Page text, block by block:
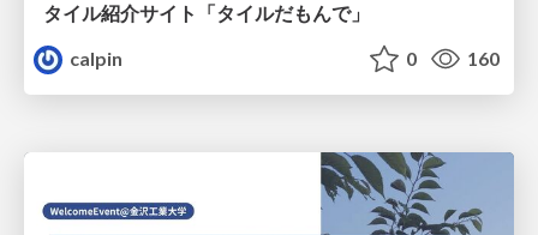
タイル紹介サイト「タイルだもんで」
calpin
0 160